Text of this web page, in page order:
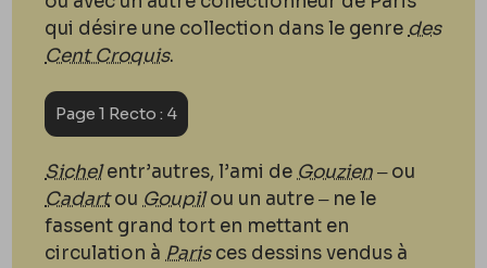
qui désire une collection dans le genre des
Cent Croquis.
Page 1 Recto : 4
Sichelentr’autres, l’ami de Gouzien‒ ou
Cadartou Goupilou un autre ‒ ne le
fassent grand tort en mettant en
circulation à Parisces dessins vendus à